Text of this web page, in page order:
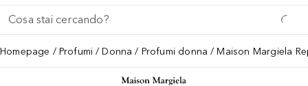
Torna indietro
Esegui ricerca
Homepage Profumi Donna Profumi donna Maison Margiela